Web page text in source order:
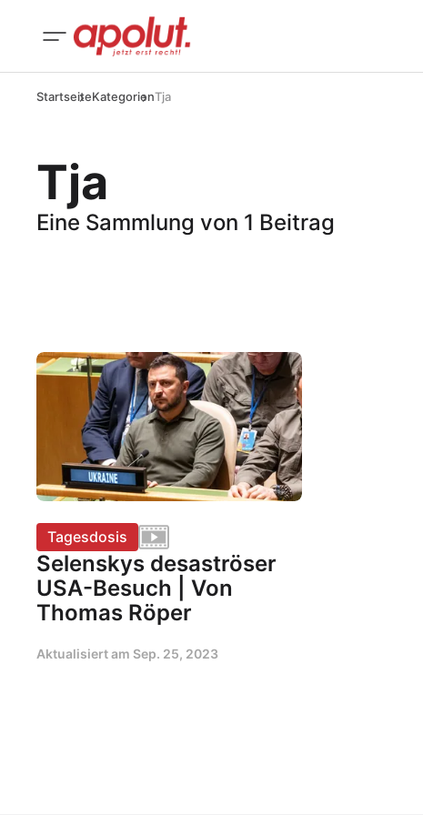
StartseiteKategorienTja
Tja
Eine Sammlung von 1 Beitrag
Tagesdosis
Selenskys desaströser
USA-Besuch | Von
Thomas Röper
Aktualisiert am Sep. 25, 2023